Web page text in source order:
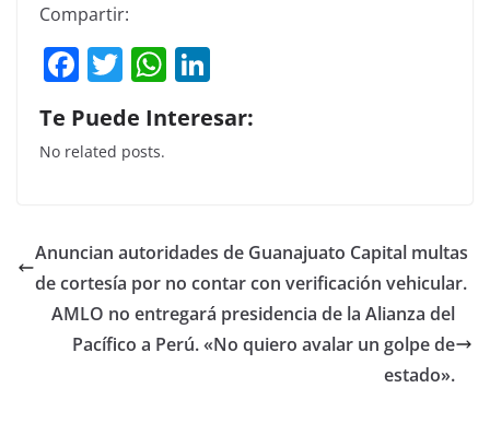
Compartir:
F
a
c
e
o
o
k
T
w
itt
er
W
h
at
p
p
k
n
Te Puede Interesar:
No related posts.
Anuncian autoridades de Guanajuato Capital multas
de cortesía por no contar con verificación vehicular.
AMLO no entregará presidencia de la Alianza del
Pacífico a Perú. «No quiero avalar un golpe de
estado».